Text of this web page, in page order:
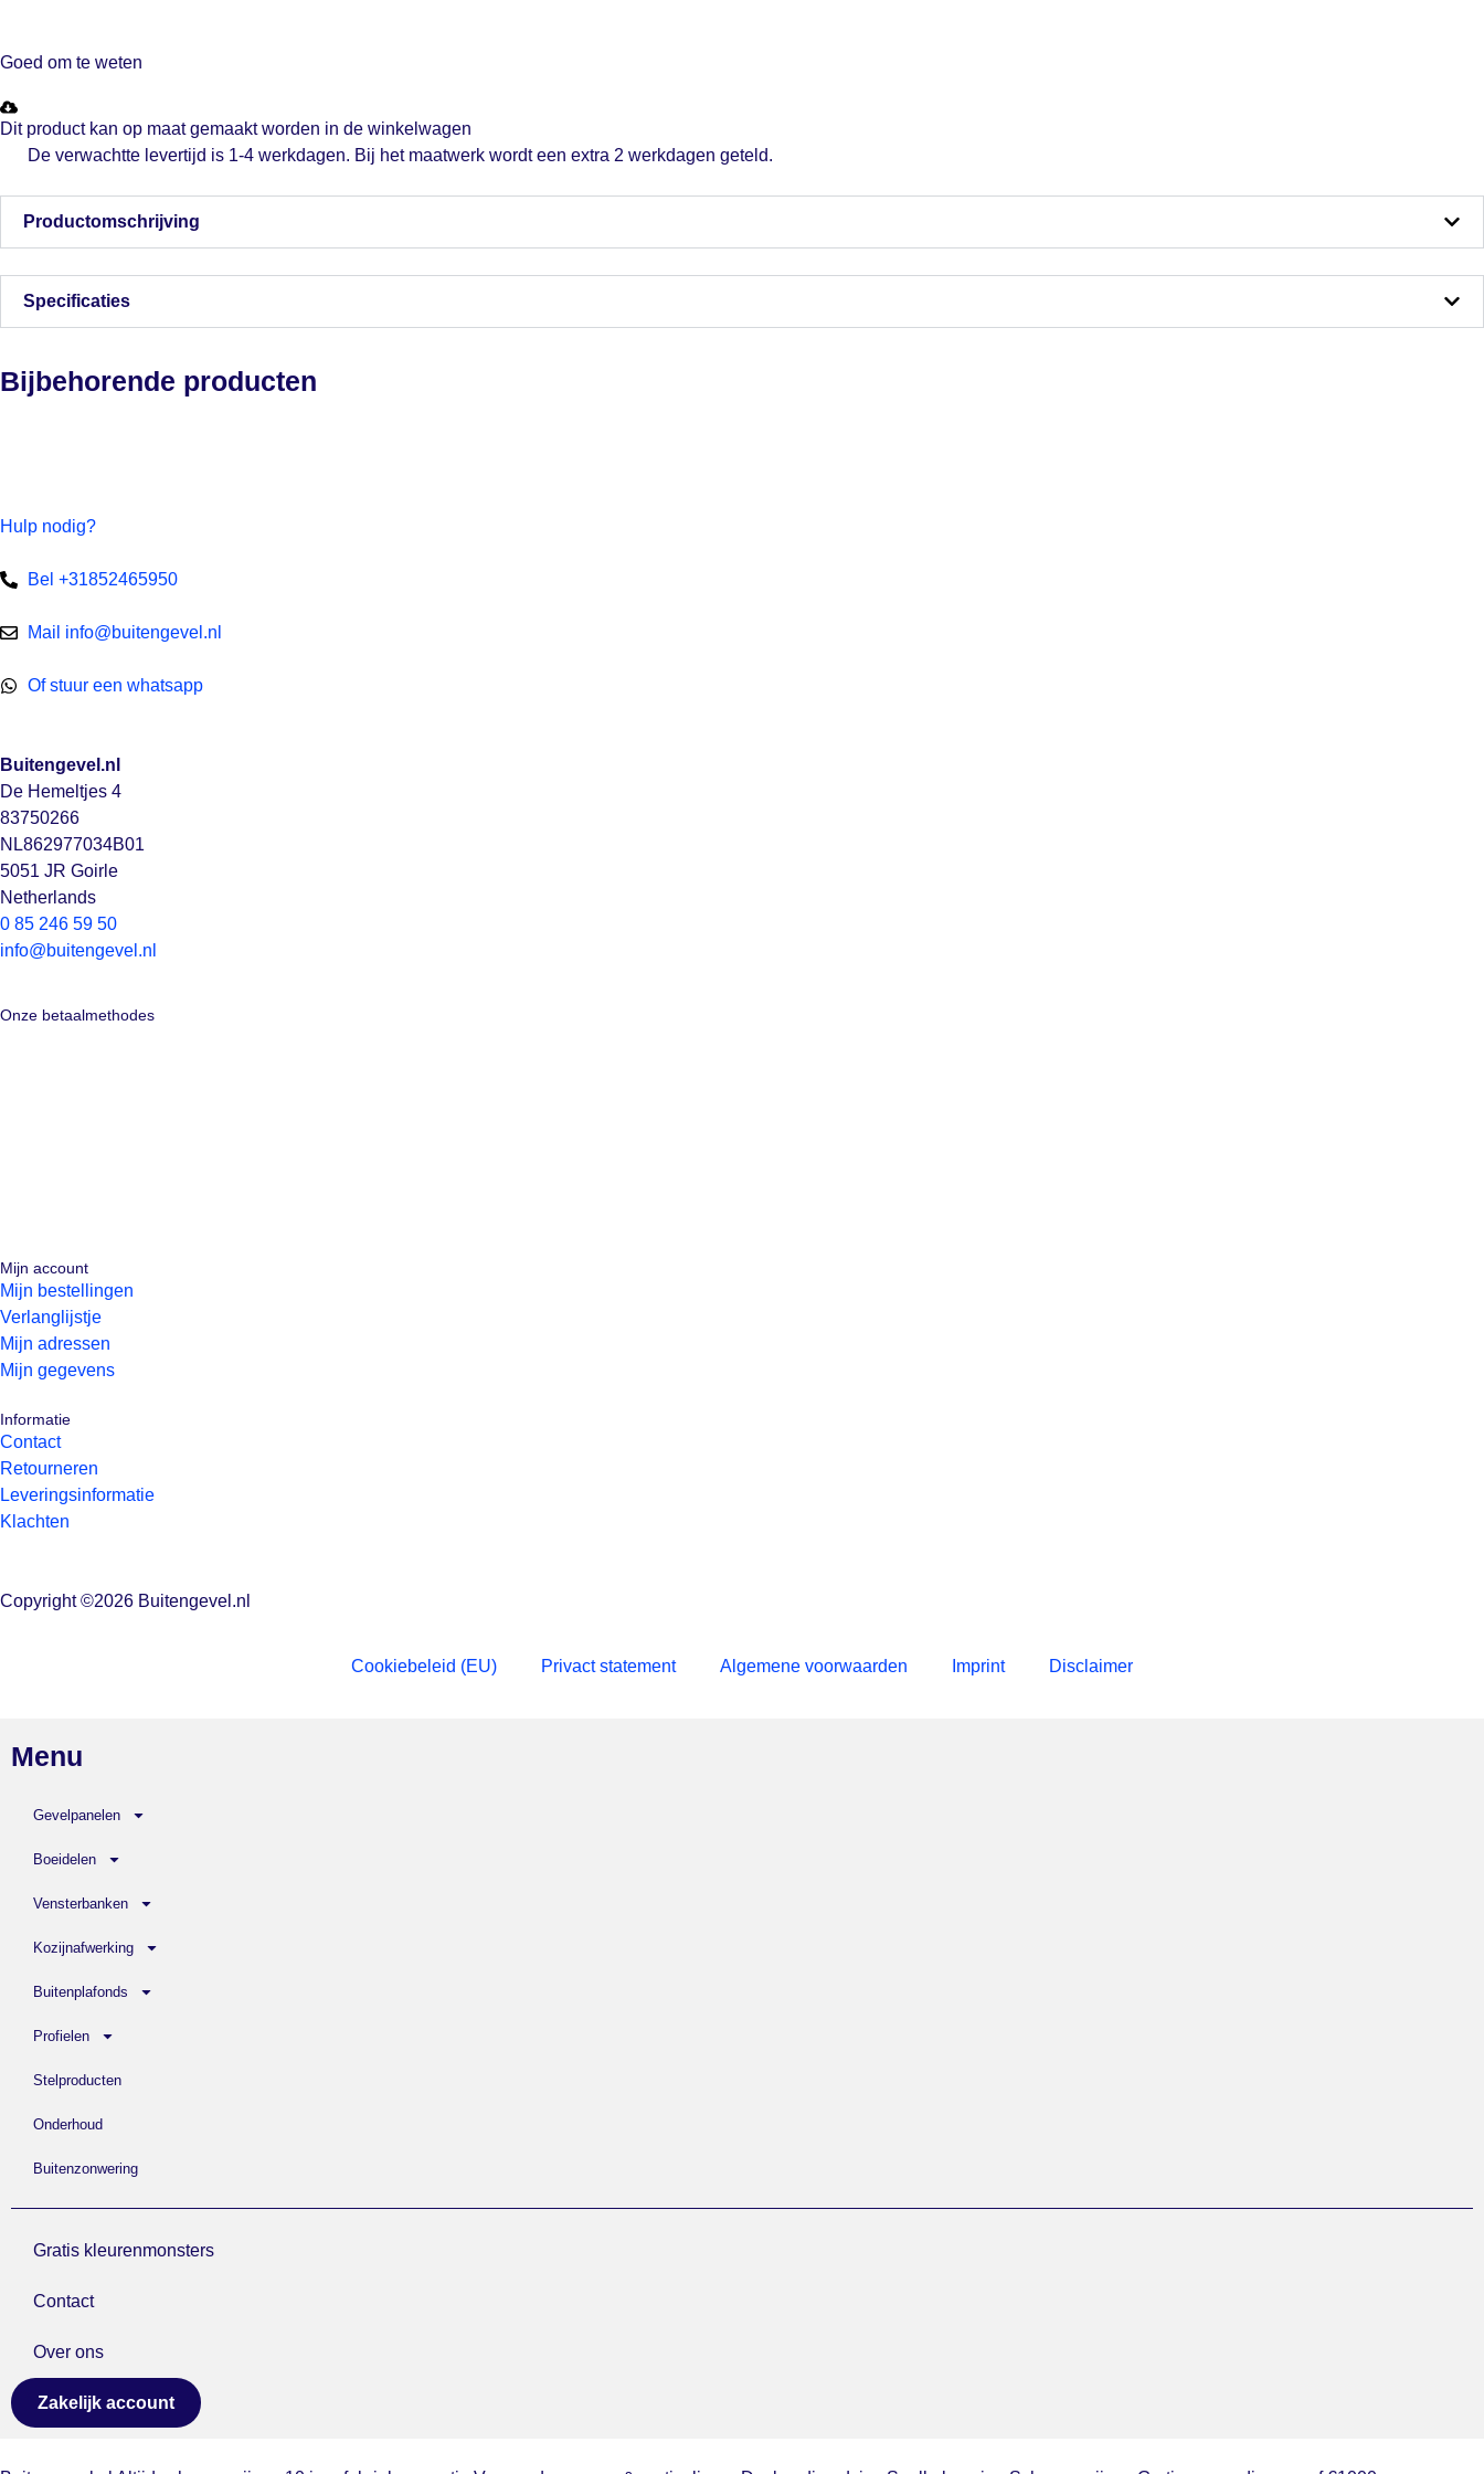
Goed om te weten
Dit product kan op maat gemaakt worden in de winkelwagen
De verwachtte levertijd is 1-4 werkdagen. Bij het maatwerk wordt een extra 2 werkdagen geteld.
Productomschrijving
Specificaties
Bijbehorende producten
Hulp nodig?
Bel +31852465950
Mail info@buitengevel.nl
Of stuur een whatsapp
Buitengevel.nl
De Hemeltjes 4
83750266
NL862977034B01
5051 JR Goirle
Netherlands
0 85 246 59 50
info@buitengevel.nl
Onze betaalmethodes
Mijn account
Mijn bestellingen
Verlanglijstje
Mijn adressen
Mijn gegevens
Informatie
Contact
Retourneren
Leveringsinformatie
Klachten
Copyright ©2026 Buitengevel.nl
Cookiebeleid (EU) Privact statement Algemene voorwaarden Imprint Disclaimer
Menu
Gevelpanelen
Boeidelen
Vensterbanken
Kozijnafwerking
Buitenplafonds
Profielen
Stelproducten
Onderhoud
Buitenzonwering
Gratis kleurenmonsters
Contact
Over ons
Zakelijk account